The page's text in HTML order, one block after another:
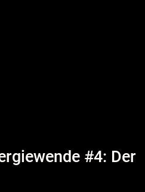
#4: Der